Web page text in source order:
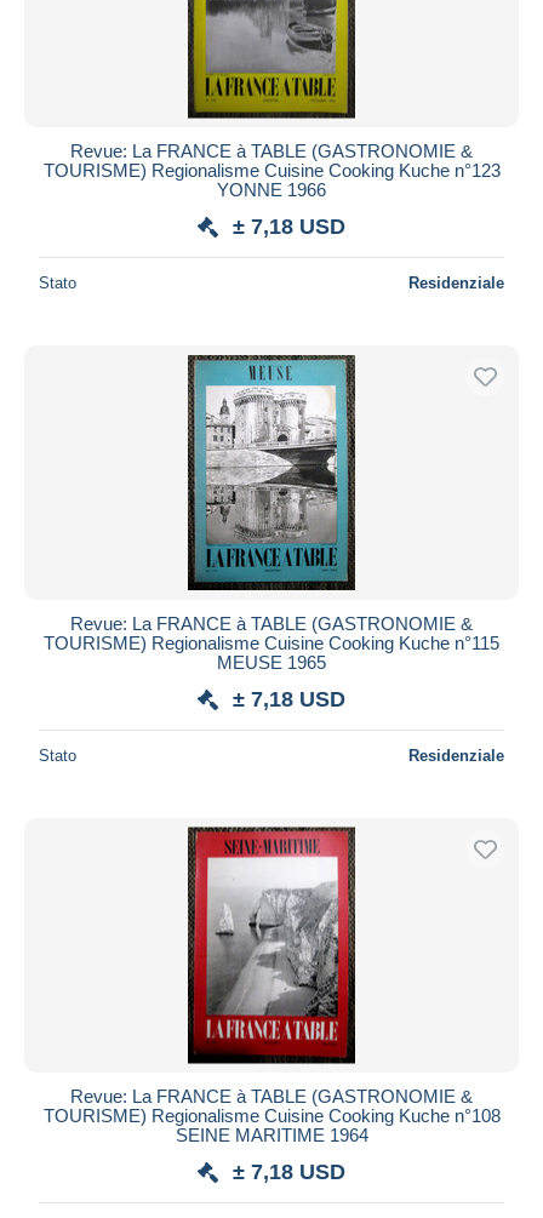
Revue: La FRANCE à TABLE (GASTRONOMIE &
TOURISME) Regionalisme Cuisine Cooking Kuche n°123
YONNE 1966
± 7,18 USD
Stato Residenziale
Revue: La FRANCE à TABLE (GASTRONOMIE &
TOURISME) Regionalisme Cuisine Cooking Kuche n°115
MEUSE 1965
± 7,18 USD
Stato Residenziale
Revue: La FRANCE à TABLE (GASTRONOMIE &
TOURISME) Regionalisme Cuisine Cooking Kuche n°108
SEINE MARITIME 1964
± 7,18 USD